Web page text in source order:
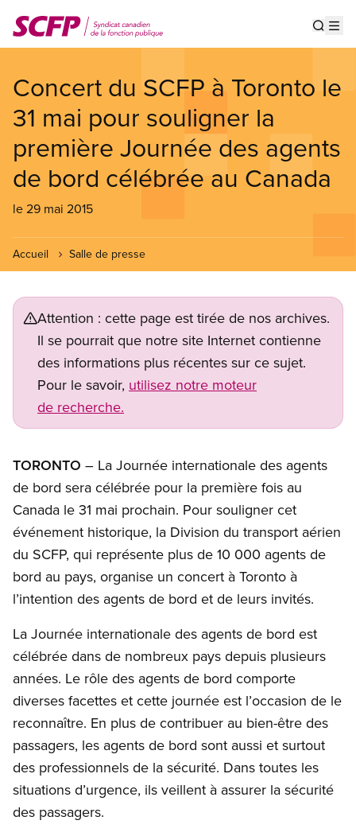
au
contenu
Concert du SCFP à Toronto le
31 mai pour souligner la
première Journée des agents
de bord célébrée au Canada
le 29 mai 2015
Accueil Salle de presse
Attention : cette page est tirée de nos archives.
Il se pourrait que notre site Internet contienne
des informations plus récentes sur ce sujet.
Pour le savoir, utilisez notre moteur
de recherche.
TORONTO – La Journée internationale des agents
de bord sera célébrée pour la première fois au
Canada le 31 mai prochain. Pour souligner cet
événement historique, la Division du transport aérien
du SCFP, qui représente plus de 10 000 agents de
bord au pays, organise un concert à Toronto à
l’intention des agents de bord et de leurs invités.
La Journée internationale des agents de bord est
célébrée dans de nombreux pays depuis plusieurs
années. Le rôle des agents de bord comporte
diverses facettes et cette journée est l’occasion de le
reconnaître. En plus de contribuer au bien-être des
passagers, les agents de bord sont aussi et surtout
des professionnels de la sécurité. Dans toutes les
situations d’urgence, ils veillent à assurer la sécurité
des passagers.